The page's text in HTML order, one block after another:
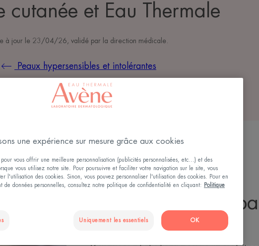
cutanée et Eau Thermale
à jour le 23/04/26 , validé par la direction médicale
Peaux hypersensibles et intolérantes
Qu’est-ce que la
cutanée ?
une expérience sur mesure grâce aux cookies
pour vous offrir une meilleure personnalisation (publicités personnalisées, etc...) et des
vous utilisez notre site. Pour poursuivre et faciliter votre navigation sur le site, vous
l'utilisation des cookies. Sinon, vous pouvez personnaliser l'utilisation des cookies. Pour en
de données personnelles, consultez notre politique de confidentialité en cliquant:
Politique
Uniquement les essentiels OK